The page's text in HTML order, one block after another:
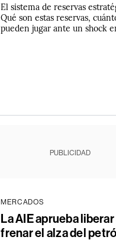
El sistema de reservas
Qué son estas reservas,
pueden jugar ante un shock
PUBLICIDAD
MERCADOS
La AIE aprueba
frenar el alza del